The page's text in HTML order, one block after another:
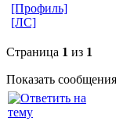
[Профиль]
[ЛС]
Страница 1 из 1
Показать